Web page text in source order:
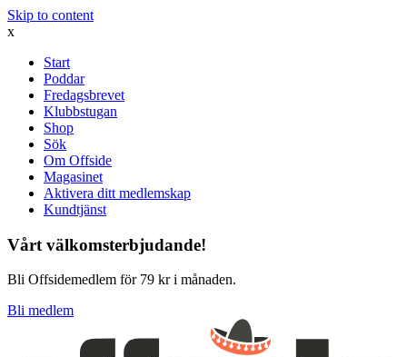
Skip to content
x
Start
Poddar
Fredagsbrevet
Klubbstugan
Shop
Sök
Om Offside
Magasinet
Aktivera ditt medlemskap
Kundtjänst
Vårt välkomsterbjudande!
Bli Offsidemedlem för 79 kr i månaden.
Bli medlem